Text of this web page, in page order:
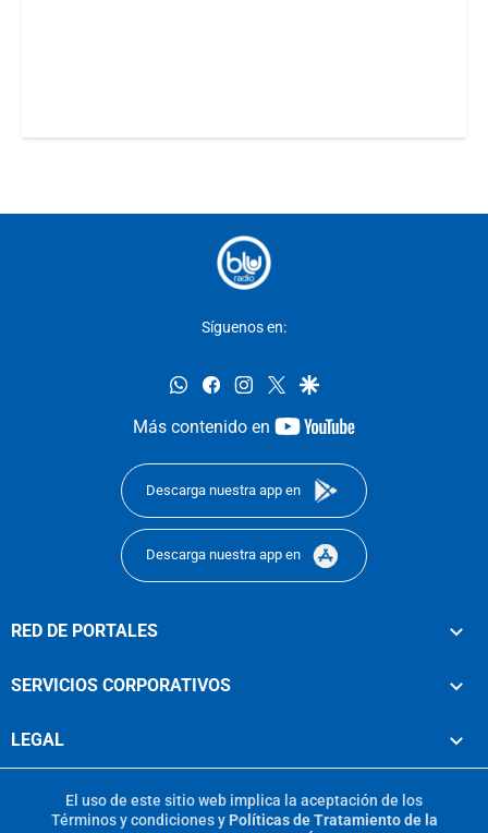
Síguenos en:
whatsappfacebookinstagram
twittergoogle
Más contenido en
youtube-
Descarga nuestra app en
Descarga nuestra app en
RED DE PORTALES
SERVICIOS CORPORATIVOS
LEGAL
El uso de este sitio web implica la aceptación de los
Términos y condicionesy Políticas de Tratamiento de la